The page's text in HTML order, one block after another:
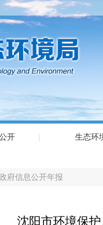
开 生态环
府信息公开年报
沈阳市环境保